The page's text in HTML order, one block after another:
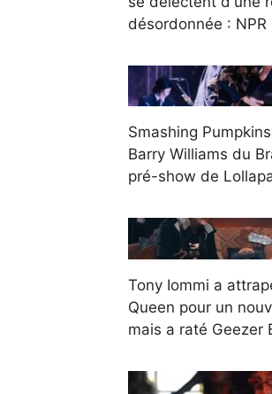
désordonnée : NPR
Smashing
Barry Williams du
pré-show de
Tony Iommi a
Queen pour un
mais a raté Geezer